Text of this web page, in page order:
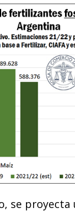
se proyecta